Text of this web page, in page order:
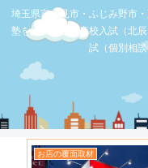
埼玉県富士見市・ふじみ野市
塾を比較。公立高校入試（北
試（個別相
お店の覆面取材